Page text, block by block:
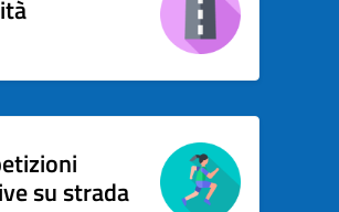
su strada